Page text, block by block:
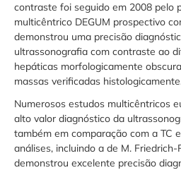
contraste foi seguido em 2008 pelo
multicêntrico DEGUM prospectivo
demonstrou uma precisão
ultrassonografia com contraste ao
hepáticas morfologicamente
massas verificadas
Numerosos estudos multicêntricos
alto valor diagnóstico da
também em comparação com a TC
análises, incluindo a de M.
demonstrou excelente precisão